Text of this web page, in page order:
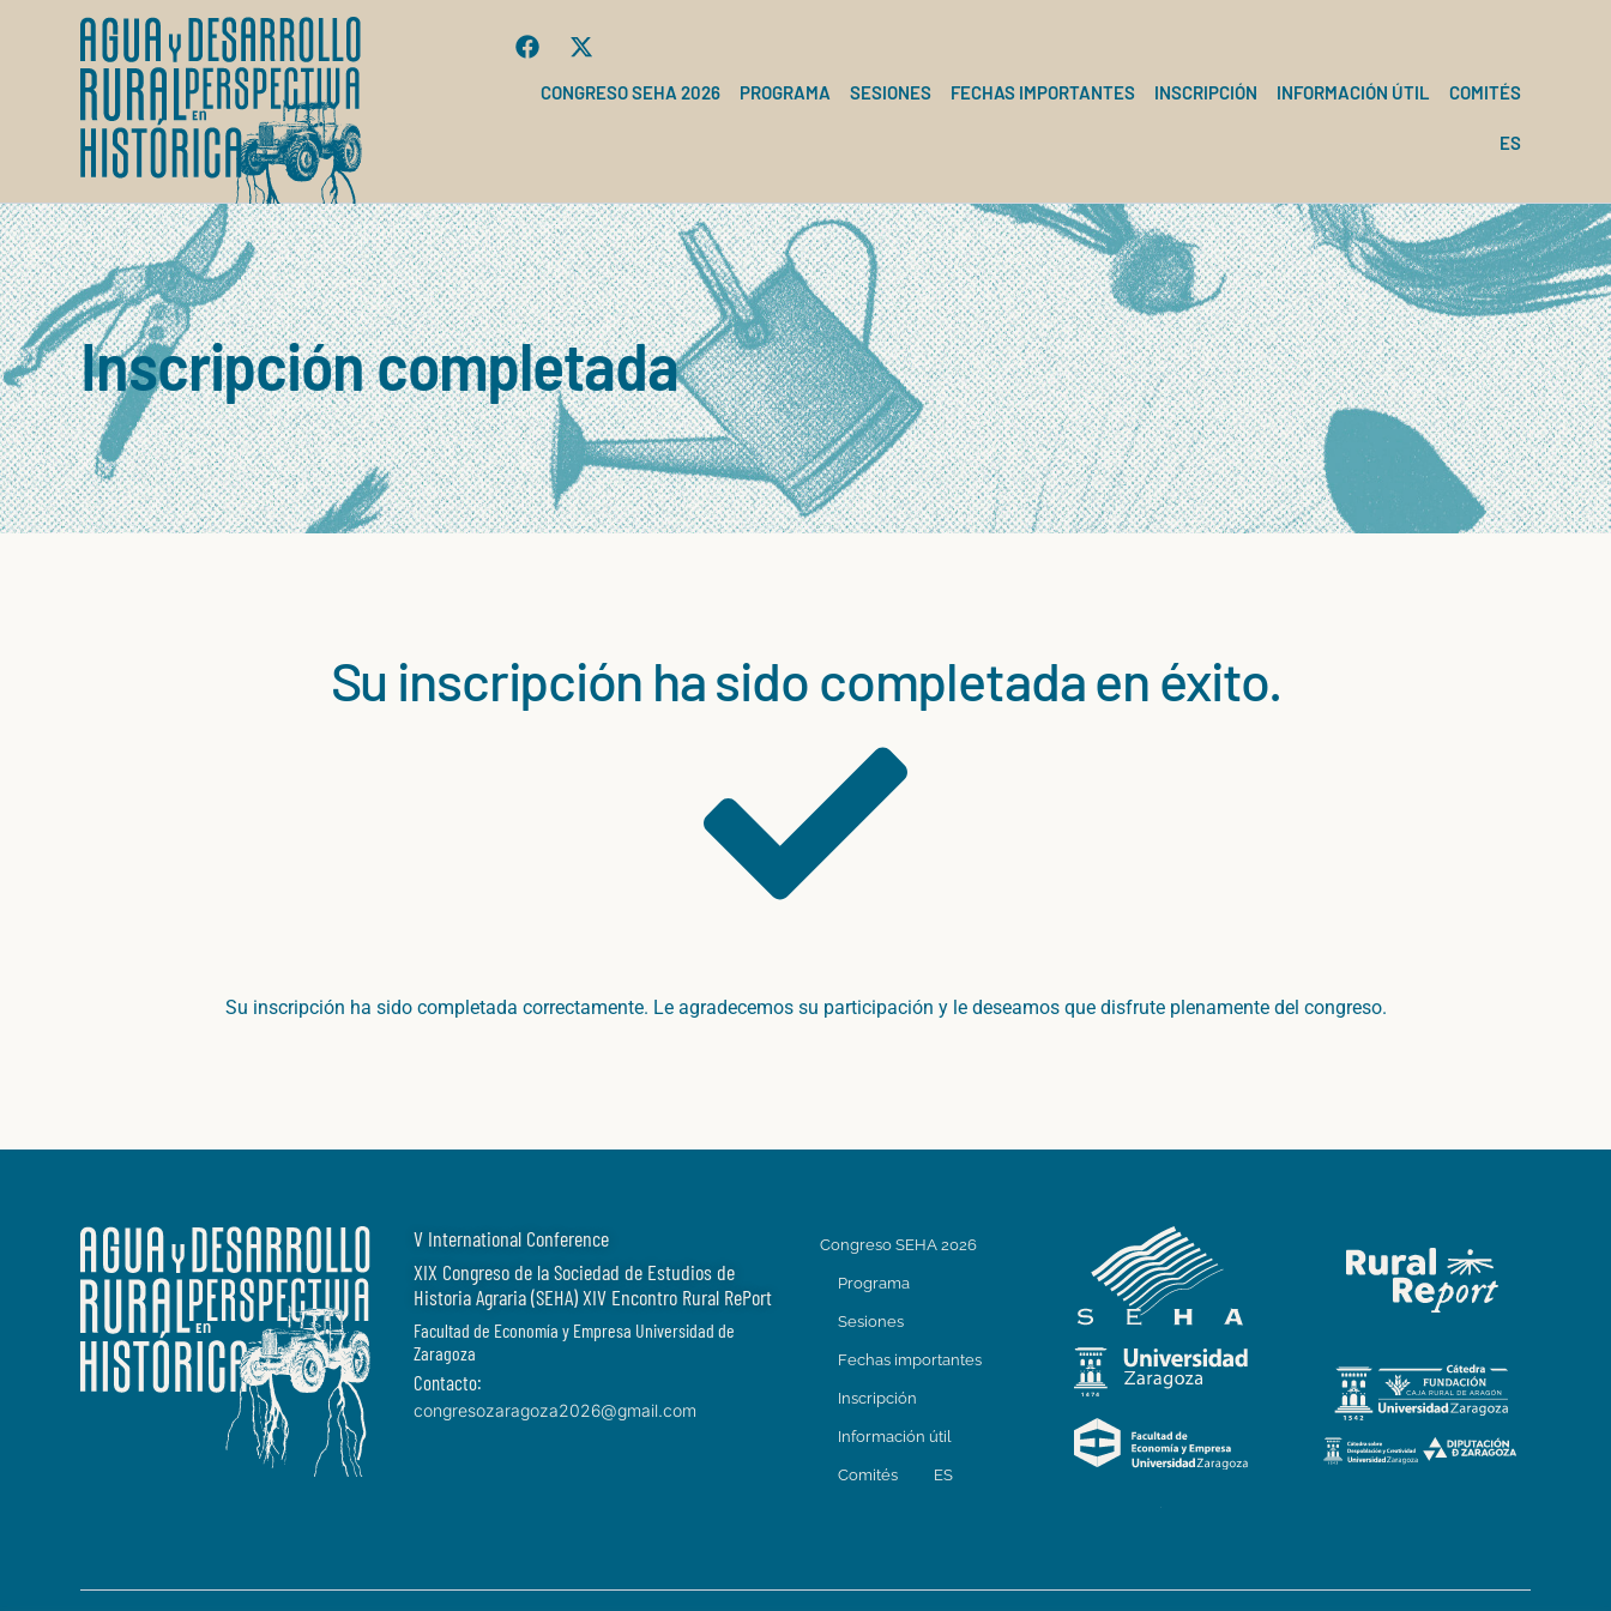
CONGRESO SEHA 2026 PROGRAMA SESIONES FECHAS IMPORTANTES INSCRIPCIÓN INFORMACIÓN ÚTIL COMITÉS
ES
Inscripción completada
Su inscripción ha sido completada en éxito.
Su inscripción ha sido completada correctamente. Le agradecemos su participación y le deseamos que disfrute plenamente del congreso.
V International Conference
XIX Congreso de la Sociedad de Estudios de
Historia Agraria (SEHA) XIV Encontro Rural RePort
Facultad de Economía y Empresa Universidad de
Zaragoza
Contacto:
congresozaragoza2026@gmail.com
Congreso SEHA 2026
Programa
Sesiones
Fechas importantes
Inscripción
Información útil
Comités ES